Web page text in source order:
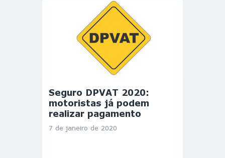
Seguro DPVAT 2020:
motoristas já podem
realizar pagamento
7 de janeiro de 2020